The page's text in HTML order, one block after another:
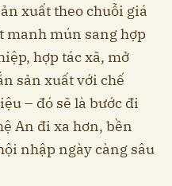
xuất theo chuỗi giá
manh mún sang hợp
hợp tác xã, mở
sản xuất với chế
– đó sẽ là bước đi
An đi xa hơn, bền
nhập ngày càng sâu